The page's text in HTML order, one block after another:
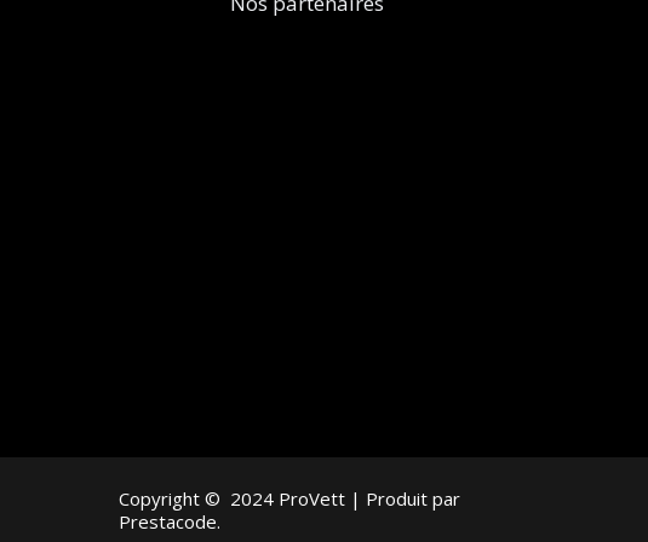
Copyright © 2024 ProVett | Produit par
Prestacode.